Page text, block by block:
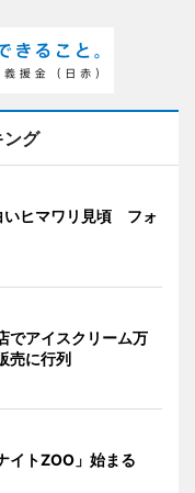
ング
いヒマワリ見頃 フォ
でアイスクリーム万
売に行列
イトZOO」始まる